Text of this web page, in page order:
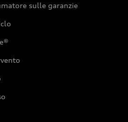
sulle garanzie